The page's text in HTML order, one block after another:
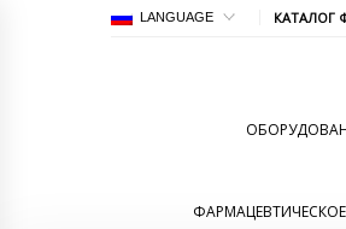
LANGUAGE КАТАЛОГ